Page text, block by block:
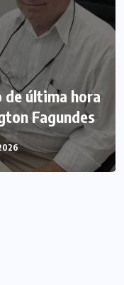
de última hora
Fagundes